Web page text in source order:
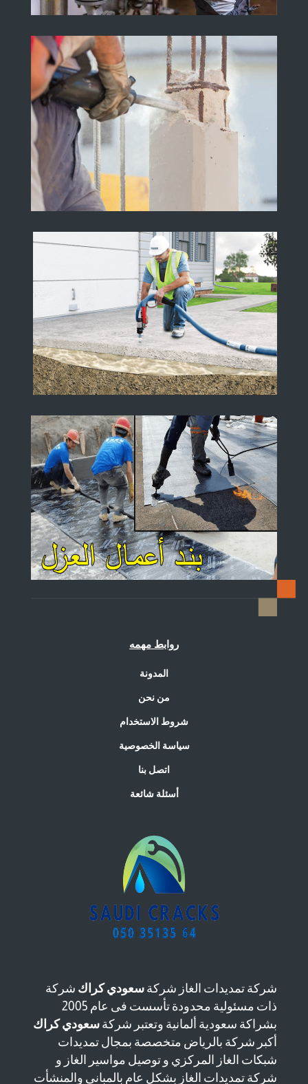
روابط مهمه
المدونة
من نحن
شروط الاستخدام
سياسة الخصوصية
اتصل بنا
أسئلة شائعة
شركة تمديدات الغاز شركة سعودي كراك شركة
ذات مسئولية محدودة تأسست فى عام 2005
بشراكة سعودية ألمانية وتعتبر شركة سعودي كراك
أكبر شركة بالرياض متخصصة بمجال تمديدات
شبكات الغاز المركزي و توصيل مواسير الغاز و
شركة تمديدات الغاز بشكل عام بالمبانى والمنشأت